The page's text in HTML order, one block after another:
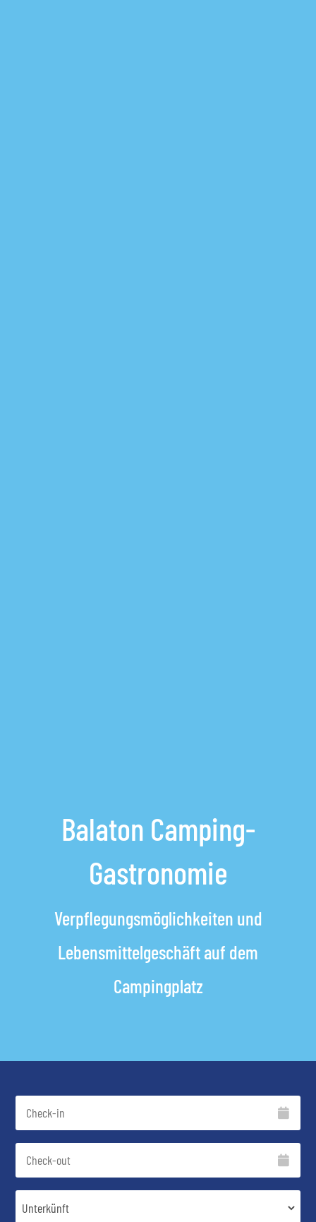
Balaton Camping-
Gastronomie
Verpflegungsmöglichkeiten und
Lebensmittelgeschäft auf dem
Campingplatz